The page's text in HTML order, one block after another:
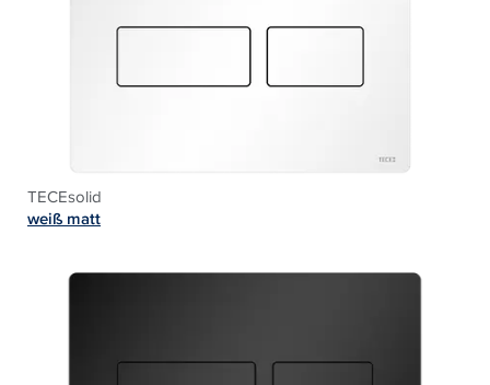
TECEsolid
weiß matt